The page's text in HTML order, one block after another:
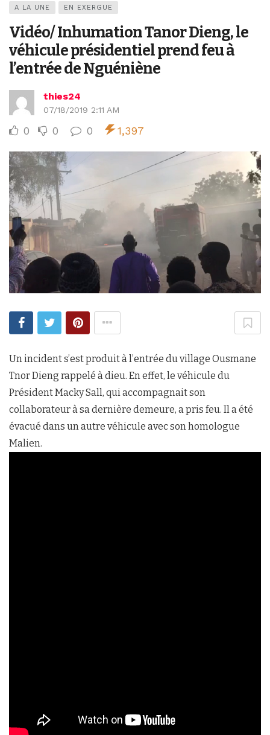
A LA UNE EN EXERGUE
Vidéo/ Inhumation Tanor Dieng, le
véhicule présidentiel prend feu à
l’entrée de Nguéniène
thies24
07/18/2019 2:11 AM
0 0 0 1,397
Un incident s’est produit à l’entrée du village Ousmane
Tnor Dieng rappelé à dieu. En effet, le véhicule du
Président Macky Sall, qui accompagnait son
collaborateur à sa dernière demeure, a pris feu. Il a été
évacué dans un autre véhicule avec son homologue
Malien.